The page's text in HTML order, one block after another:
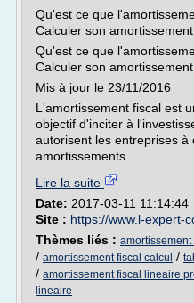
Qu'est ce que
Calculer son
Qu'est ce que
Calculer son
Mis à jour le 23/11/2016
L'amortissement fiscal est
objectif d'inciter à
autorisent les entreprises
amortissements...
Lire la suite
Date: 2017-03-11 11:14:44
Site : https://www.l-expert-
Thèmes liés :
/ amortissement fiscal calcul /
/ amortissement fiscal lineaire
lineaire